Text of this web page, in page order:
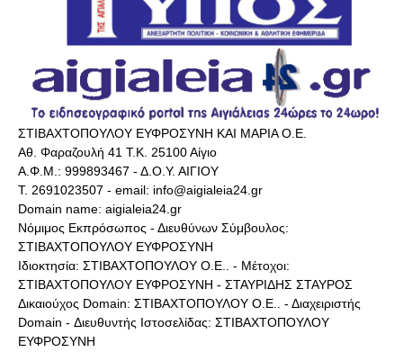
ΣΤΙΒΑΧΤΟΠΟΥΛΟΥ ΕΥΦΡΟΣΥΝΗ ΚΑΙ ΜΑΡΙΑ Ο.Ε.
Αθ. Φαραζουλή 41 Τ.Κ. 25100 Αίγιο
Α.Φ.Μ.: 999893467 - Δ.Ο.Υ. ΑΙΓΙΟΥ
Τ. 2691023507 - email: info@aigialeia24.gr
Domain name: aigialeia24.gr
Νόμιμος Εκπρόσωπος - Διευθύνων Σύμβουλος:
ΣΤΙΒΑΧΤΟΠΟΥΛΟΥ ΕΥΦΡΟΣΥΝΗ
Ιδιοκτησία: ΣΤΙΒΑΧΤΟΠΟΥΛΟΥ Ο.Ε.. - Μέτοχοι:
ΣΤΙΒΑΧΤΟΠΟΥΛΟΥ ΕΥΦΡΟΣΥΝΗ - ΣΤΑΥΡΙΔΗΣ ΣΤΑΥΡΟΣ
Δικαιούχος Domain: ΣΤΙΒΑΧΤΟΠΟΥΛΟΥ Ο.Ε.. - Διαχειριστής
Domain - Διευθυντής Ιστοσελίδας: ΣΤΙΒΑΧΤΟΠΟΥΛΟΥ
ΕΥΦΡΟΣΥΝΗ